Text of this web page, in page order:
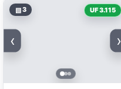
▧3 UF 3.115
‹ ›